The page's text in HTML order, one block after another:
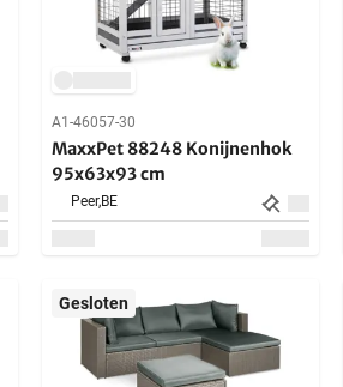
A1-46057-30
MaxxPet 88248 Konijnenhok
95x63x93 cm
Peer,BE
Gesloten